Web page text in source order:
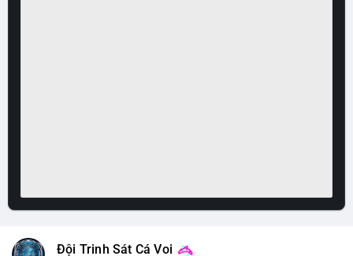
Đội Trinh Sát Cá Voi